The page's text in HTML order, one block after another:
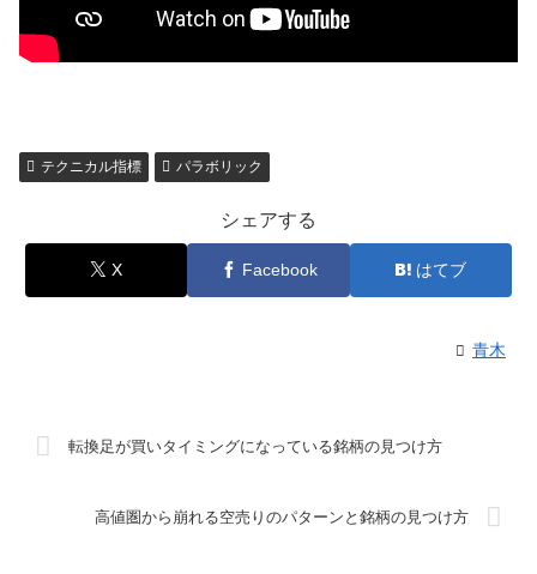
テクニカル指標 パラボリック
シェアする
X Facebook はてブ
青木
転換足が買いタイミングになっている銘柄の見つけ方
高値圏から崩れる空売りのパターンと銘柄の見つけ方